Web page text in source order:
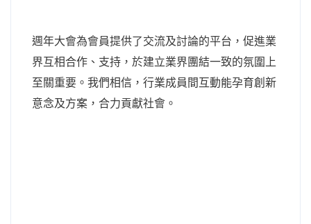
週年大會為會員提供了交流及討論的平台，促進業
界互相合作、支持，於建立業界團結一致的氛圍上
至關重要。我們相信，行業成員間互動能孕育創新
意念及方案，合力貢獻社會。